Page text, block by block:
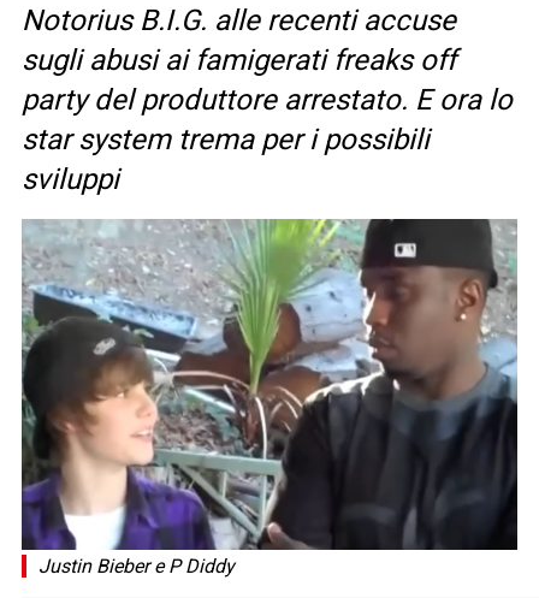
Notorius B.I.G. alle recenti accuse
sugli abusi ai famigerati freaks off
party del produttore arrestato. E ora lo
star system trema per i possibili
sviluppi
Justin Bieber e P Diddy